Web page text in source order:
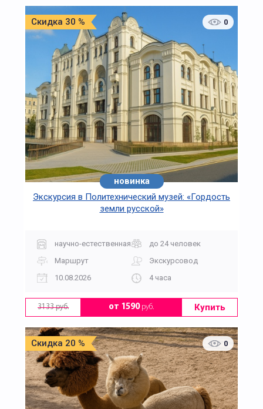
Скидка 30 % 0
новинка
Экскурсия в Политехнический музей: «Гордость
земли русской»
научно-естественная
до 24 человек
Маршрут
Экскурсовод
10.08.2026
4 часа
3133 руб. от 1590руб. Купить
Скидка 20 % 0